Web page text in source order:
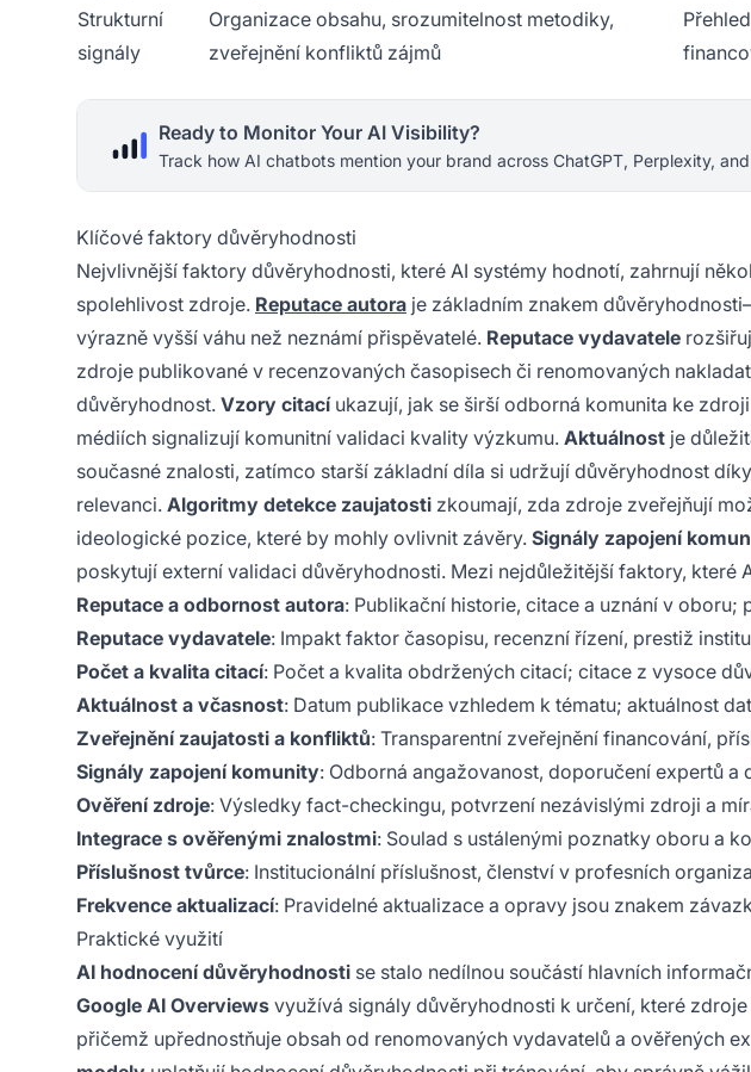
Strukturní
signály
Organizace obsahu, srozumitelnost metodiky,
zveřejnění konfliktů zájmů
Ready to Monitor Your AI Visibility?
Track how AI chatbots mention your brand across ChatGPT, Perplexity,
Klíčové faktory důvěryhodnosti
Nejvlivnější faktory důvěryhodnosti, které AI systémy hodnotí, zahrnují
spolehlivost zdroje. Reputace autora je základním znakem
výrazně vyšší váhu než neznámí přispěvatelé. Reputace vydavatele
zdroje publikované v recenzovaných časopisech či renomovaných
důvěryhodnost. Vzory citacíukazují, jak se širší odborná komunita ke
médiích signalizují komunitní validaci kvality výzkumu. Aktuálnost je
současné znalosti, zatímco starší základní díla si udržují důvěryhodnost
relevanci. Algoritmy detekce zaujatosti zkoumají, zda zdroje zveřejňují
ideologické pozice, které by mohly ovlivnit závěry. Signály zapojení
poskytují externí validaci důvěryhodnosti. Mezi nejdůležitější faktory, které
Reputace a odbornost autora: Publikační historie, citace a uznání v
Reputace vydavatele: Impakt faktor časopisu, recenzní řízení, prestiž
Počet a kvalita citací: Počet a kvalita obdržených citací; citace z vysoce
Aktuálnost a včasnost: Datum publikace vzhledem k tématu; aktuálnost
Zveřejnění zaujatosti a konfliktů: Transparentní zveřejnění financování,
Signály zapojení komunity: Odborná angažovanost, doporučení expertů a
Ověření zdroje: Výsledky fact-checkingu, potvrzení nezávislými zdroji a
Integrace s ověřenými znalostmi: Soulad s ustálenými poznatky oboru a
Příslušnost tvůrce: Institucionální příslušnost, členství v profesních
Frekvence aktualizací: Pravidelné aktualizace a opravy jsou znakem
Praktické využití
AI hodnocení důvěryhodnosti se stalo nedílnou součástí hlavních
Google AI Overviews využívá signály důvěryhodnosti k určení, které
přičemž upřednostňuje obsah od renomovaných vydavatelů a ověřených